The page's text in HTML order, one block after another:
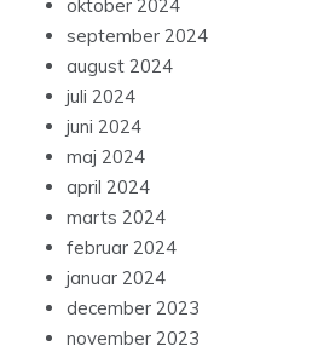
oktober 2024
september 2024
august 2024
juli 2024
juni 2024
maj 2024
april 2024
marts 2024
februar 2024
januar 2024
december 2023
november 2023